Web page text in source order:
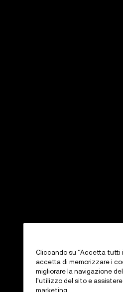
Cliccando su “Accetta tutti
accetta di memorizzare i
migliorare la navigazione
l'utilizzo del sito e
marketing.